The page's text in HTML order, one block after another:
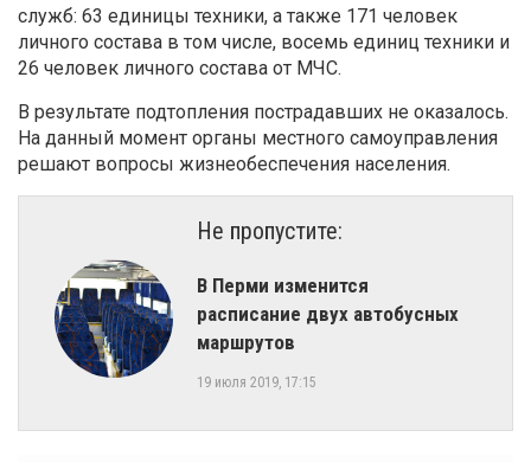
служб: 63 единицы техники, а также 171 человек
личного состава в том числе, восемь единиц техники и
26 человек личного состава от МЧС.
В результате подтопления пострадавших не оказалось.
На данный момент органы местного самоуправления
решают вопросы жизнеобеспечения населения.
Не пропустите:
В Перми изменится
расписание двух автобусных
маршрутов
19 июля 2019, 17:15